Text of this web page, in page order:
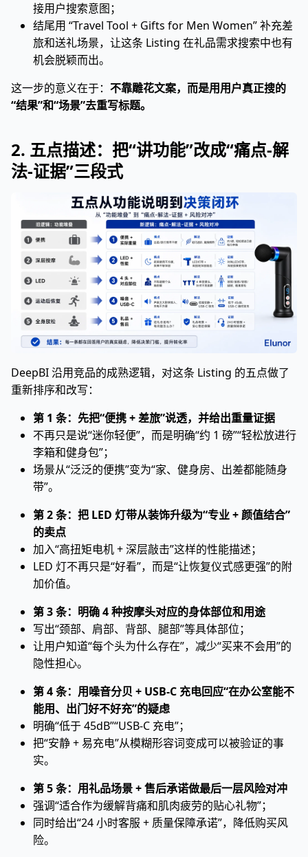
接用户搜索意图；
结尾用 “Travel Tool + Gifts for Men Women” 补充差
旅和送礼场景，让这条 Listing 在礼品需求搜索中也有
机会脱颖而出。
这一步的意义在于： 不靠雕花文案，而是用用户真正搜的
“结果”和“场景”去重写标题。
2. 五点描述：把“讲功能”改成“痛点-解
法-证据”三段式
DeepBI 沿用竞品的成熟逻辑，对这条 Listing 的五点做了
重新排序和改写：
第 1 条：先把“便携 + 差旅”说透，并给出重量证据
不再只是说“迷你轻便”，而是明确“约 1 磅”“轻松放进行
李箱和健身包”；
场景从“泛泛的便携”变为“家、健身房、出差都能随身
带”。
第 2 条：把 LED 灯带从装饰升级为“专业 + 颜值结合”
的卖点
加入“高扭矩电机 + 深层敲击”这样的性能描述；
LED 灯不再只是“好看”，而是“让恢复仪式感更强”的附
加价值。
第 3 条：明确 4 种按摩头对应的身体部位和用途
写出“颈部、肩部、背部、腿部”等具体部位；
让用户知道“每个头为什么存在”，减少“买来不会用”的
隐性担心。
第 4 条：用噪音分贝 + USB-C 充电回应“在办公室能不
能用、出门好不好充”的疑虑
明确“低于 45dB”“USB-C 充电”；
把“安静 + 易充电”从模糊形容词变成可以被验证的事
实。
第 5 条：用礼品场景 + 售后承诺做最后一层风险对冲
强调“适合作为缓解背痛和肌肉疲劳的贴心礼物”；
同时给出“24 小时客服 + 质量保障承诺”，降低购买风
险。